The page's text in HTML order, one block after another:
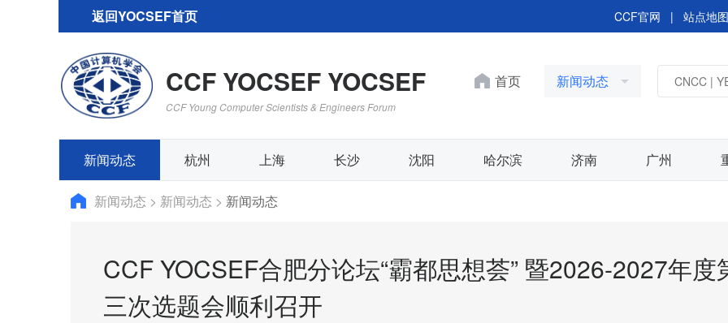
返回YOCSEF首页 CCF官网 | 站点地图
CCF YOCSEF YOCSEF
CCF Young Computer Scientists & Engineers Forum
首页 新闻动态
新闻动态 杭州 上海 长沙 沈阳 哈尔滨 济南 广州
新闻动态 > 新闻动态 > 新闻动态
CCF YOCSEF合肥分论坛“霸都思想荟” 暨2026-2027年度
三次选题会顺利召开
CCF YOCSEF保定2026